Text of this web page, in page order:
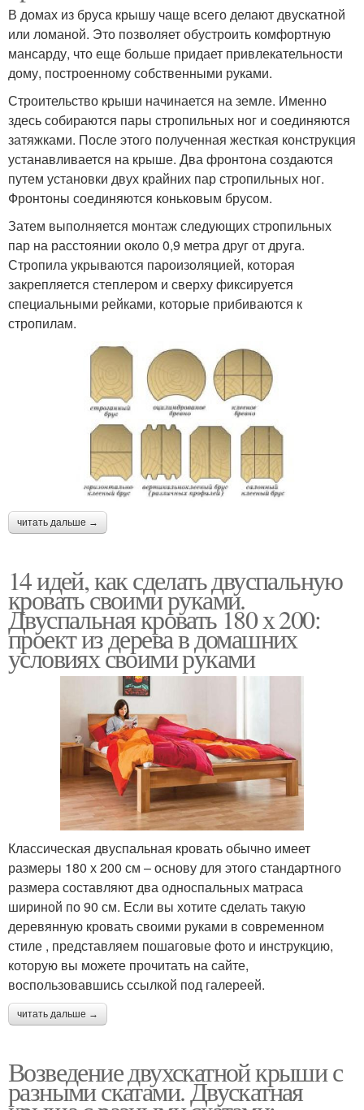
В домах из бруса крышу чаще всего делают двускатной
или ломаной. Это позволяет обустроить комфортную
мансарду, что еще больше придает привлекательности
дому, построенному собственными руками.
Строительство крыши начинается на земле. Именно
здесь собираются пары стропильных ног и соединяются
затяжками. После этого полученная жесткая конструкция
устанавливается на крыше. Два фронтона создаются
путем установки двух крайних пар стропильных ног.
Фронтоны соединяются коньковым брусом.
Затем выполняется монтаж следующих стропильных
пар на расстоянии около 0,9 метра друг от друга.
Стропила укрываются пароизоляцией, которая
закрепляется степлером и сверху фиксируется
специальными рейками, которые прибиваются к
стропилам.
читать дальше →
14 идей, как сделать двуспальную
кровать своими руками.
Двуспальная кровать 180 х 200:
проект из дерева в домашних
условиях своими руками
Классическая двуспальная кровать обычно имеет
размеры 180 х 200 см – основу для этого стандартного
размера составляют два односпальных матраса
шириной по 90 см. Если вы хотите сделать такую
деревянную кровать своими руками в современном
стиле , представляем пошаговые фото и инструкцию,
которую вы можете прочитать на сайте,
воспользовавшись ссылкой под галереей.
читать дальше →
Возведение двухскатной крыши с
разными скатами. Двускатная